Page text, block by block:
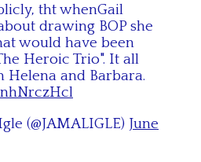
tht whenGail
drawing BOP she
would have been
Heroic Trio". It all
Helena and Barbara.
(@JAMALIGLE) June